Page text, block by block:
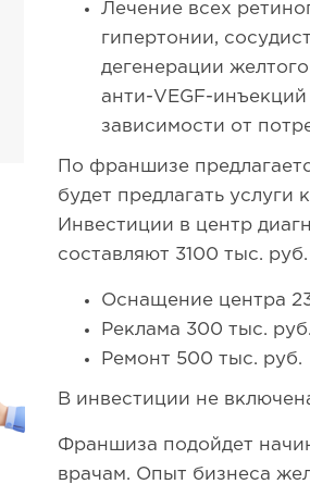
Лечение всех
гипертонии,
дегенерации
анти-VEGF-
зависимости от
По франшизе
будет предлагать услуги
Инвестиции в центр
составляют 3100 тыс.
Оснащение центра
Реклама 300 тыс. руб.
Ремонт 500 тыс. руб.
В инвестиции не
Франшиза подойдет
врачам. Опыт бизнеса